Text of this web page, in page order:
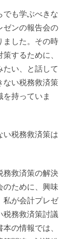
でも学ぶべきな
ゼンの報告会の
ました。その時
するために、
い、と話して
ない税務救済策
持っていま
い税務救済策は
務救済策の解決
のために、興味
私が会計プレゼ
税務救済策討議
の情報では、